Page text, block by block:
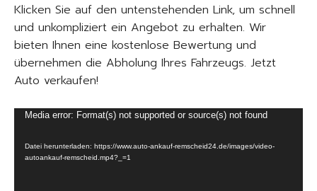
Klicken Sie auf den untenstehenden Link, um schnell
und unkompliziert ein Angebot zu erhalten. Wir
bieten Ihnen eine kostenlose Bewertung und
übernehmen die Abholung Ihres Fahrzeugs. Jetzt
Auto verkaufen!
Media error: Format(s) not supported or source(s) not found
Datei herunterladen: https://www.auto-ankauf-remscheid24.de/images/video-
autoankauf-remscheid.mp4?_=1